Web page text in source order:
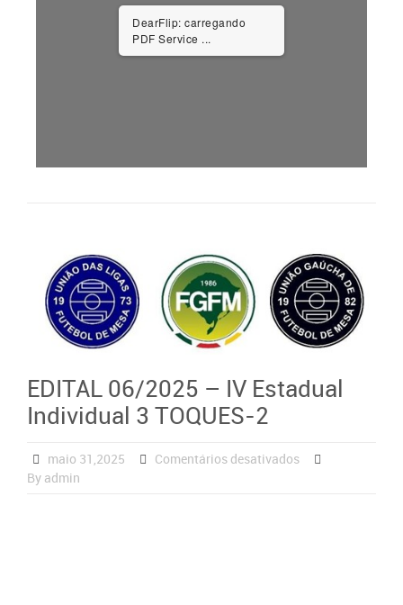
DearFlip: carregando
PDF Service ...
EDITAL 06/2025 – IV Estadual
Individual 3 TOQUES-2
maio 31,2025
Comentários desativados
By admin